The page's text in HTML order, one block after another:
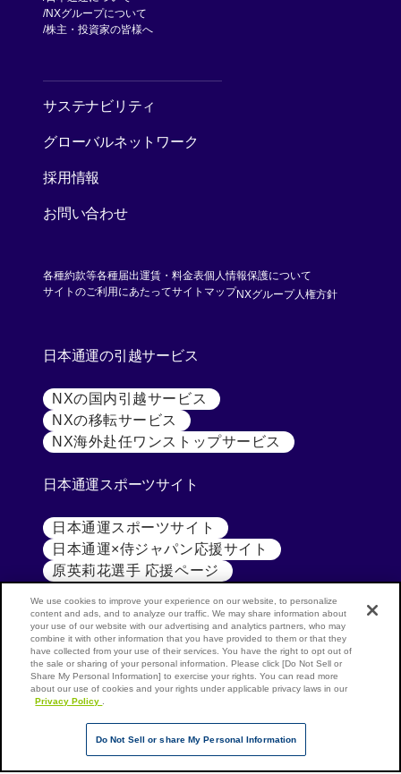
NXグループについて
株主・投資家の皆様へ
サステナビリティ
グローバルネットワーク
採用情報
お問い合わせ
各種約款等各種届出運賃・料金表個人情報保護について
サイトのご利用にあたってサイトマップNXグループ人権方針
日本通運の引越サービス
NXの国内引越サービス [別ウィンドウで開く]
NXの移転サービス [別ウィンドウで開く]
NX海外赴任ワンストップサービス [別ウィンドウで
日本通運スポーツサイト
日本通運スポーツサイト [別ウィンドウで開く]
日本通運×侍ジャパン応援サイト [別ウィンドウで開
原英莉花選手 応援ページ [別ウィンドウで開く]
公式SNS
NX
(NIPPON
EXPRESS
[別ウィンドウで開く]
EXPRESS
HOLDINGS
We use cookies to improve your experience on our website, to personalize
content and ads, and to analyze our traffic. We may share information about
your use of our website with our advertising and analytics partners, who may
combine it with other information that you have provided to them or that they
have collected from your use of their services. You have the right to opt out of
the sale or sharing of your personal information. Please click [Do Not Sell or
Share My Personal Information] to exercise your rights. You can read more
about our use of cookies and your rights under applicable privacy laws in our
Privacy Policy
Do Not Sell or share My Personal Information